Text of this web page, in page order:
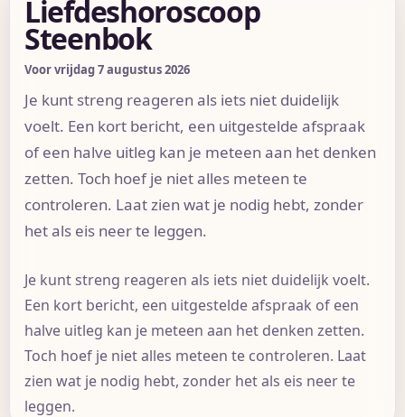
Liefdeshoroscoop
Steenbok
Voor vrijdag 7 augustus 2026
Je kunt streng reageren als iets niet duidelijk
voelt. Een kort bericht, een uitgestelde afspraak
of een halve uitleg kan je meteen aan het denken
zetten. Toch hoef je niet alles meteen te
controleren. Laat zien wat je nodig hebt, zonder
het als eis neer te leggen.
Je kunt streng reageren als iets niet duidelijk voelt.
Een kort bericht, een uitgestelde afspraak of een
halve uitleg kan je meteen aan het denken zetten.
Toch hoef je niet alles meteen te controleren. Laat
zien wat je nodig hebt, zonder het als eis neer te
leggen.